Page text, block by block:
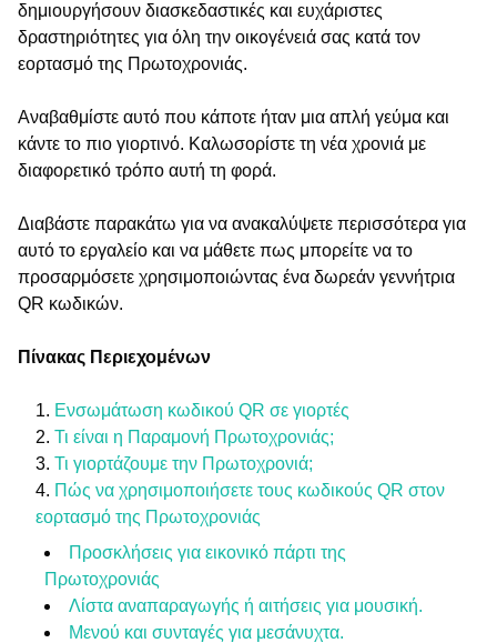
δημιουργήσουν διασκεδαστικές και ευχάριστες
δραστηριότητες για όλη την οικογένειά σας κατά τον
εορτασμό της Πρωτοχρονιάς.
Αναβαθμίστε αυτό που κάποτε ήταν μια απλή γεύμα και
κάντε το πιο γιορτινό. Καλωσορίστε τη νέα χρονιά με
διαφορετικό τρόπο αυτή τη φορά.
Διαβάστε παρακάτω για να ανακαλύψετε περισσότερα για
αυτό το εργαλείο και να μάθετε πως μπορείτε να το
προσαρμόσετε χρησιμοποιώντας ένα δωρεάν γεννήτρια
QR κωδικών.
Πίνακας Περιεχομένων
Ενσωμάτωση κωδικού QR σε γιορτές
Τι είναι η Παραμονή Πρωτοχρονιάς;
Τι γιορτάζουμε την Πρωτοχρονιά;
Πώς να χρησιμοποιήσετε τους κωδικούς QR στον
εορτασμό της Πρωτοχρονιάς
Προσκλήσεις για εικονικό πάρτι της
Πρωτοχρονιάς
Λίστα αναπαραγωγής ή αιτήσεις για μουσική.
Μενού και συνταγές για μεσάνυχτα.